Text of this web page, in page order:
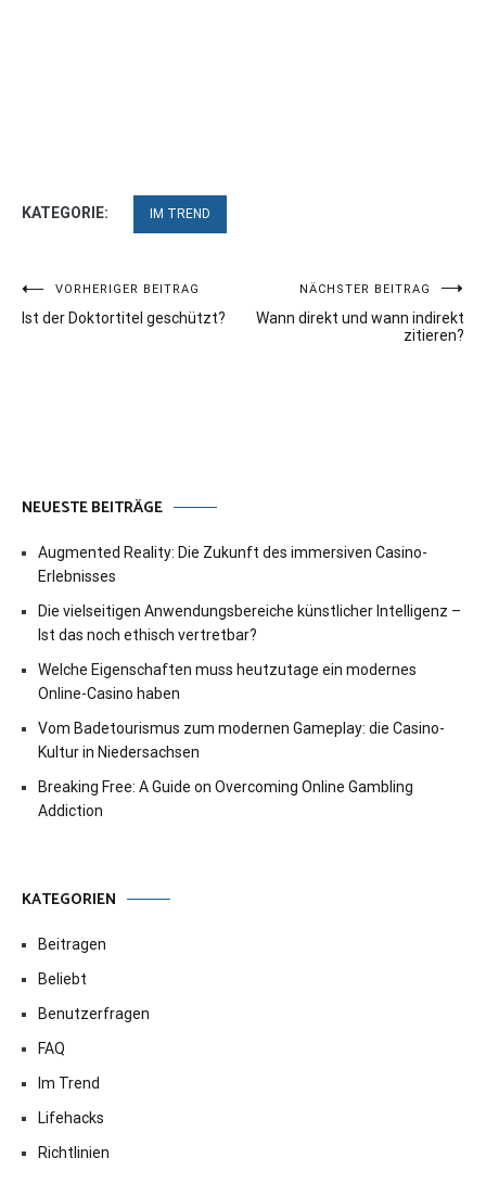
KATEGORIE: IM TREND
Beitragsnavigation
VORHERIGER BEITRAG
Ist der Doktortitel geschützt?
NÄCHSTER BEITRAG
Wann direkt und wann indirekt
zitieren?
NEUESTE BEITRÄGE
Augmented Reality: Die Zukunft des immersiven Casino-
Erlebnisses
Die vielseitigen Anwendungsbereiche künstlicher Intelligenz –
Ist das noch ethisch vertretbar?
Welche Eigenschaften muss heutzutage ein modernes
Online-Casino haben
Vom Badetourismus zum modernen Gameplay: die Casino-
Kultur in Niedersachsen
Breaking Free: A Guide on Overcoming Online Gambling
Addiction
KATEGORIEN
Beitragen
Beliebt
Benutzerfragen
FAQ
Im Trend
Lifehacks
Richtlinien